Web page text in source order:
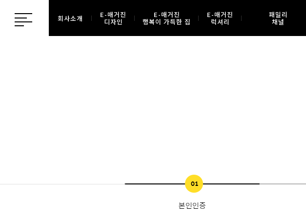
회사소개 E-매거진
디자인
E-매거진
행복이 가득한 집
E-매거진
럭셔리
패밀리
채널
본인인증